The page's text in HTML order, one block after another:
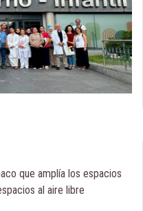
que amplía los espacios
al aire libre